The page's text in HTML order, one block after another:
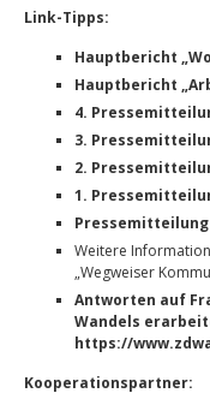
Link-Tipps:
Hauptbericht
Hauptbericht
4.
3.
2.
1.
Pressemitteilung
Weitere
„Wegweiser
Antworten auf
Wandels
https://
Kooperationspartner: